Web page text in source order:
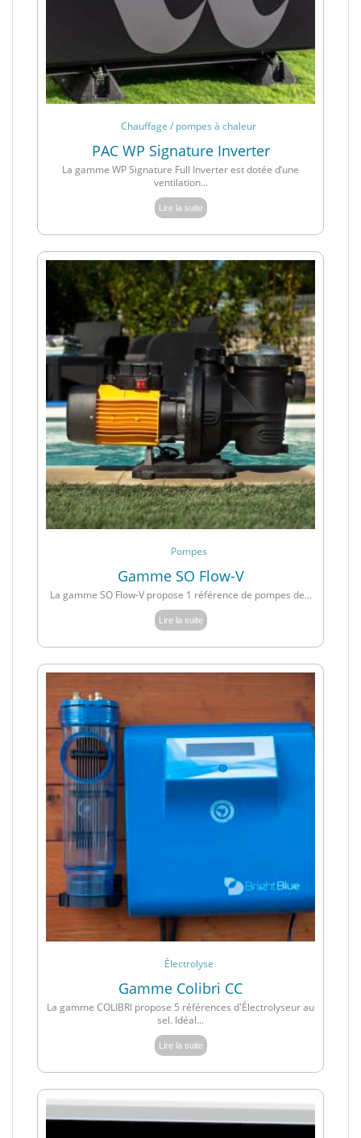
Chauffage / pompes à chaleur
PAC WP Signature Inverter
La gamme WP Signature Full Inverter est dotée d’une
ventilation...
Lire la suite
Pompes
Gamme SO Flow-V
La gamme SO Flow-V propose 1 référence de pompes de...
Lire la suite
Électrolyse
Gamme Colibri CC
La gamme COLIBRI propose 5 références d'Électrolyseur au
sel. Idéal...
Lire la suite